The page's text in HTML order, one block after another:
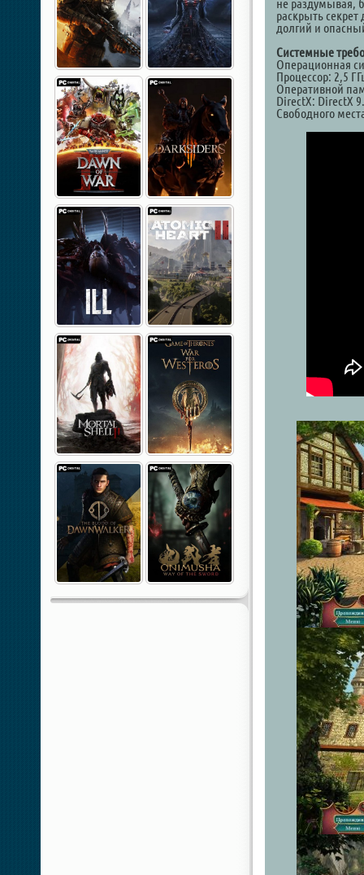
не раздумывая,
раскрыть
долгий и
Системные
Операционная
Процессор: 2,5
Оперативной
DirectX: DirectX
Свободного